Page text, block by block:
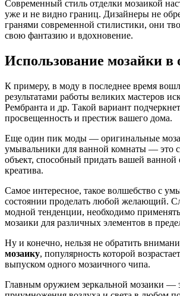
Современный стиль отделки мозаикой
уже и не видно границ. Дизайнеры не
гранями современной стилистики, они
свою фантазию и вдохновение.
Использование мозайки в
К примеру, в моду в последнее время
результатами работы великих мастеров
Рембранта и др. Такой вариант
просвещенность и престиж вашего дома.
Еще один пик моды — оригинальные
умывальники для ванной комнаты — это
объект, способный придать вашей ванной
креатива.
Самое интересное, такое волшебство с
состоянии проделать любой желающий.
модной тенденции, необходимо
мозаики для различных элементов в
Ну и конечно, нельзя не обратить
мозаику, популярность которой
выпуском одного мозаичного чипа.
Главным оружием зеркальной мозаики —